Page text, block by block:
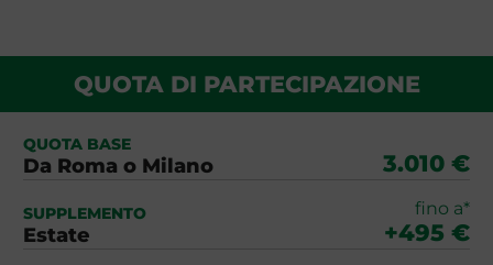
QUOTA DI PARTECIPAZIONE
QUOTA BASE
Da Roma o Milano 3.010 €
SUPPLEMENTO
Estate
fino a*
+495 €